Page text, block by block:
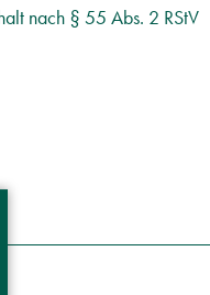
nach § 55 Abs. 2 RStV